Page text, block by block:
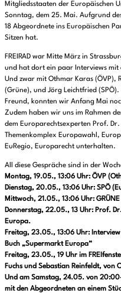
Mitgliedsstaaten der Europäischen
Sonntag, dem 25. Mai. Aufgrund
18 Abgeordnete ins Europäischen
Sitzen hat.
FREIRAD war Mitte März in
und hat dort ein paar Interviews mit
Und zwar mit Othmar Karas (ÖVP),
(Grüne), und Jörg Leichtfried
Freund, konnten wir Anfang Mai
Zudem haben wir uns im Rahmen
dem Europarechtsexperten Prof.
Themenkomplex Europawahl,
EuRegio, Europarecht unterhalten.
All diese Gespräche sind in der
Montag, 19.05., 13:06 Uhr: ÖVP
Dienstag, 20.05., 13:06 Uhr: SPÖ
Mittwoch, 21.05., 13:06 Uhr:
Donnerstag, 22.05., 13 Uhr: Prof.
Europa.
Freitag, 23.05., 13:06 Uhr:
Buch „Supermarkt Europa“
Freitag, 23.05., 19 Uhr im
Fuchs und Sebastian Reinfeldt, von
Und am Samstag, 24.05. von
mit den Abgeordneten an einem